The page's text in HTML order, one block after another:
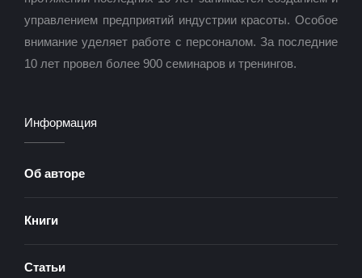
управлением предприятий индустрии красоты. Особое
внимание уделяет работе с персоналом. За последние
10 лет провел более 900 семинаров и тренингов.
Информация
Об авторе
Книги
Статьи